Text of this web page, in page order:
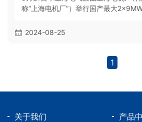
称“上海电机厂”）举行国产最大
行业矿料处理电驱系统领域取得重大
不断加快步伐，特大型磨机的市场需求
配套的大功率低速电驱系统也广泛应用
2024-08-25
1
关于我们 产品